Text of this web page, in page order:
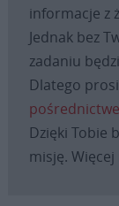
informacje z
Jednak bez
zadaniu
Dlatego
Dzięki Tobie
misję.